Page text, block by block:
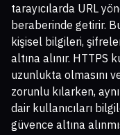
tarayıcılarda URL
beraberinde getirir.
kişisel bilgileri,
altına alınır. HTTPS
uzunlukta olmasını
zorunlu kılarken,
dair kullanıcıları
güvence altına